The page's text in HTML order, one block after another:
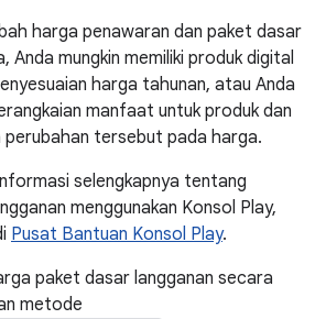
harga penawaran dan paket dasar
Anda mungkin memiliki produk digital
harga tahunan, atau Anda
manfaat untuk produk dan
perubahan tersebut pada harga.
selengkapnya tentang
menggunakan Konsol Play,
Pusat Bantuan Konsol Play.
paket dasar langganan secara
metode